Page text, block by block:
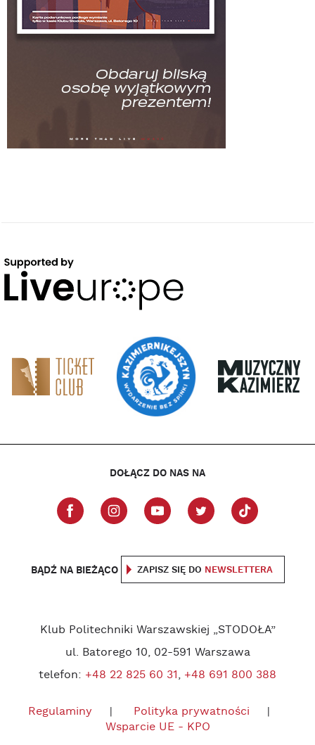
DOŁĄCZ DO NAS NA
BĄDŹ NA BIEŻĄCO ZAPISZ SIĘ DO NEWSLETTERA
Klub Politechniki Warszawskiej „STODOŁA”
ul. Batorego 10, 02-591 Warszawa
telefon: +48 22 825 60 31, +48 691 800 388
Regulaminy
Polityka prywatności
Wsparcie UE - KPO